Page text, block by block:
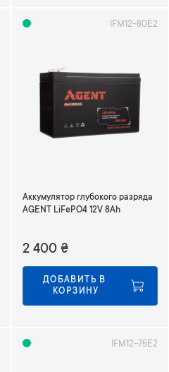
IFM12-80E2
Аккумулятор глубокого разряда
AGENT LiFePO4 12V 8Ah
2 400 ₴
ДОБАВИТЬ В
КОРЗИНУ
IFM12-75E2